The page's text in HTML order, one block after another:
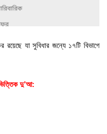
যা সুবিধার জন্যে ১৭টি বিভাগে
দু’আ: